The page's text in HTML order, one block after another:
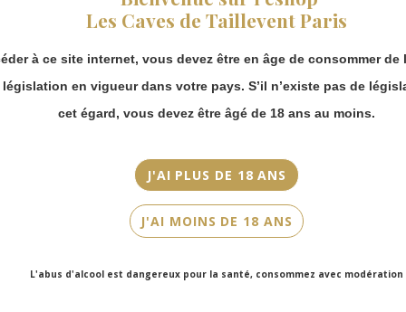
Les Caves de Taillevent Paris
à ce site internet, vous devez être en âge de consommer de
législation en vigueur dans votre pays. S’il n’existe pas de
cet égard, vous devez être âgé de 18 ans au moins.
J'AI PLUS DE 18 ANS
J'AI MOINS DE 18 ANS
L'abus d'alcool est dangereux pour la santé, consommez avec modération
Couleur
Cépage(s)
vous pouvez
continuer à passer
Merci de bien
prendre en compte :
Les envois
partir du 31 août.
Les commandes
en click-and-
collect (cave
Faubourg Saint-
Victor Hugo)